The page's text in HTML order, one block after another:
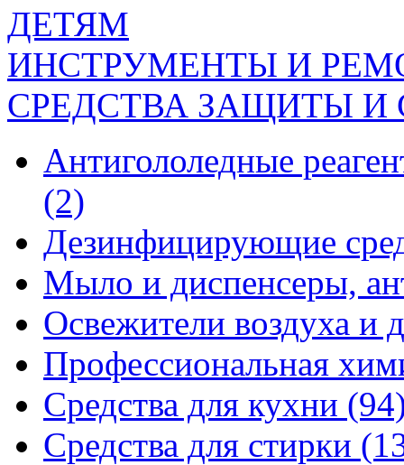
ДЕТЯМ
ИНСТРУМЕНТЫ И
СРЕДСТВА ЗАЩИТЫ
Антигололедные
(2)
Дезинфицирующие
Мыло и диспенсеры,
Освежители воздуха и
Профессиональная
Средства для кухни
Средства для стирки